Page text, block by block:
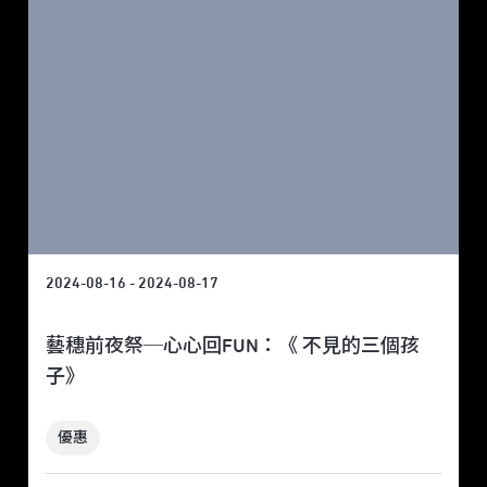
2024-08-16 - 2024-08-17
藝穗前夜祭─心心回FUN：《 不見的三個孩
子》
優惠